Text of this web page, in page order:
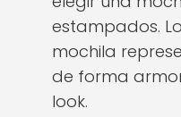
estampados.
mochila
de forma
look.